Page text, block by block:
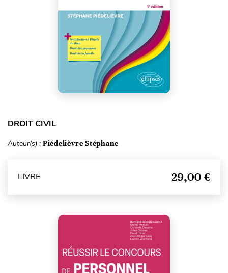
DROIT CIVIL
Auteur(s) : Piédelièvre Stéphane
LIVRE 29,00 €